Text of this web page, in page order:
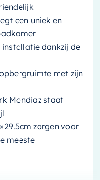
een uniek en
installatie dankzij de
met zijn
Mondiaz staat
zorgen voor
meeste